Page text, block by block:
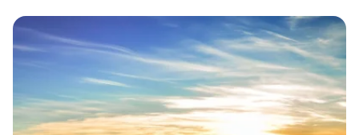
Продължете с имейл